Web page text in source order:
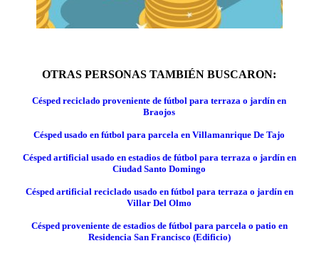
OTRAS PERSONAS TAMBIÉN BUSCARON:
Césped reciclado proveniente de fútbol para terraza o jardín en
Braojos
Césped usado en fútbol para parcela en Villamanrique De Tajo
Césped artificial usado en estadios de fútbol para terraza o jardín en
Ciudad Santo Domingo
Césped artificial reciclado usado en fútbol para terraza o jardín en
Villar Del Olmo
Césped proveniente de estadios de fútbol para parcela o patio en
Residencia San Francisco (Edificio)